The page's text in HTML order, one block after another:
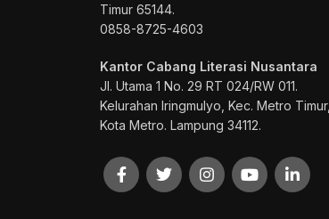
Timur 65144.
0858-8725-4603
Kantor Cabang Literasi Nusantara
Jl. Utama 1 No. 29 RT 024/RW 011.
Kelurahan Iringmulyo, Kec. Metro Timur,
Kota Metro. Lampung 34112.